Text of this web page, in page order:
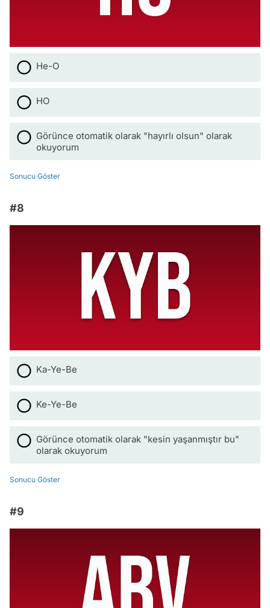
He-O
HO
Görünce otomatik olarak "hayırlı olsun" olarak
okuyorum
Sonucu Göster
#8
Ka-Ye-Be
Ke-Ye-Be
Görünce otomatik olarak "kesin yaşanmıştır bu"
olarak okuyorum
Sonucu Göster
#9